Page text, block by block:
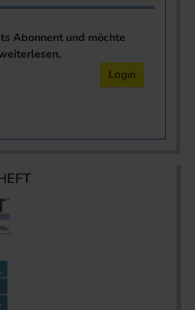
Abonnent und möchte
Login